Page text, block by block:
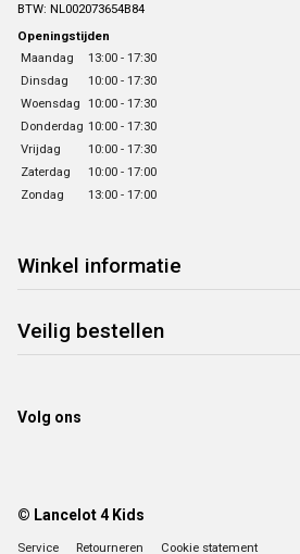
BTW: NL002073654B84
Openingstijden
Maandag
13:00 - 17:30
Dinsdag
10:00 - 17:30
Woensdag 10:00 - 17:30
Donderdag 10:00 - 17:30
Vrijdag
10:00 - 17:30
Zaterdag
10:00 - 17:00
Zondag
13:00 - 17:00
Winkel informatie
Veilig bestellen
Volg ons
© Lancelot 4 Kids
Service Retourneren Cookie statement